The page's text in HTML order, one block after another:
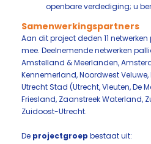
openbare verdediging; u
Samenwerkingspartners
Aan dit project deden 11
mee. Deelnemende netwerken
Amstelland & Meerlanden,
Kennemerland, Noordwest
Utrecht Stad (Utrecht, Vleuten, De
Friesland, Zaanstreek Waterland,
Zuidoost-Utrecht.
De projectgroep bestaat uit: